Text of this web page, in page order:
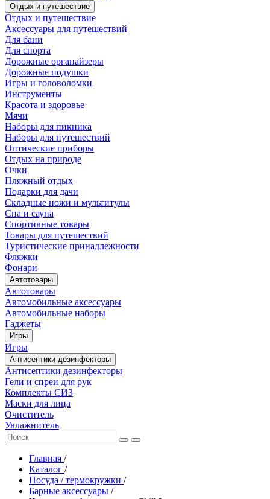
Отдых и путешествие
Отдых и путешествие
Аксессуары для путешествий
Для бани
Для спорта
Дорожные органайзеры
Дорожные подушки
Игры и головоломки
Инструменты
Красота и здоровье
Мячи
Наборы для пикника
Наборы для путешествий
Оптические приборы
Отдых на природе
Очки
Пляжный отдых
Подарки для дачи
Складные ножи и мультитулы
Спа и сауна
Спортивные товары
Товары для путешествий
Туристические принадлежности
Фляжки
Фонари
Автотовары
Автотовары
Автомобильные аксессуары
Автомобильные наборы
Гаджеты
Игры
Игры
Антисептики дезинфекторы
Антисептики дезинфекторы
Гели и спреи для рук
Комплекты СИЗ
Маски для лица
Очиститель
Увлажнитель
Главная /
Каталог /
Посуда / термокружки /
Барные аксессуары /